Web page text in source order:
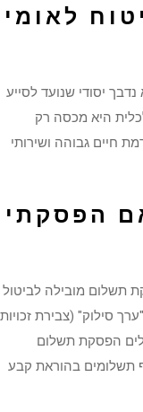
לאומי
יסודי שנועד לסייע
היא מכסה רק
חיים גבוהה ושירותי
הפסקתי
תשלום מובילה לביטול
סילוק" (צבירת זכויות
הפסקת תשלום
תשלומים בהוראת קבע